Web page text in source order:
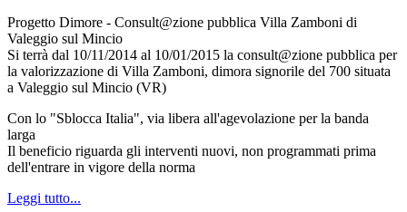
Progetto Dimore - Consult@zione pubblica Villa Zamboni di
Valeggio sul Mincio
Si terrà dal 10/11/2014 al 10/01/2015 la consult@zione pubblica per
la valorizzazione di Villa Zamboni, dimora signorile del 700 situata
a Valeggio sul Mincio (VR)
Con lo "Sblocca Italia", via libera all'agevolazione per la banda
larga
Il beneficio riguarda gli interventi nuovi, non programmati prima
dell'entrare in vigore della norma
Leggi tutto...